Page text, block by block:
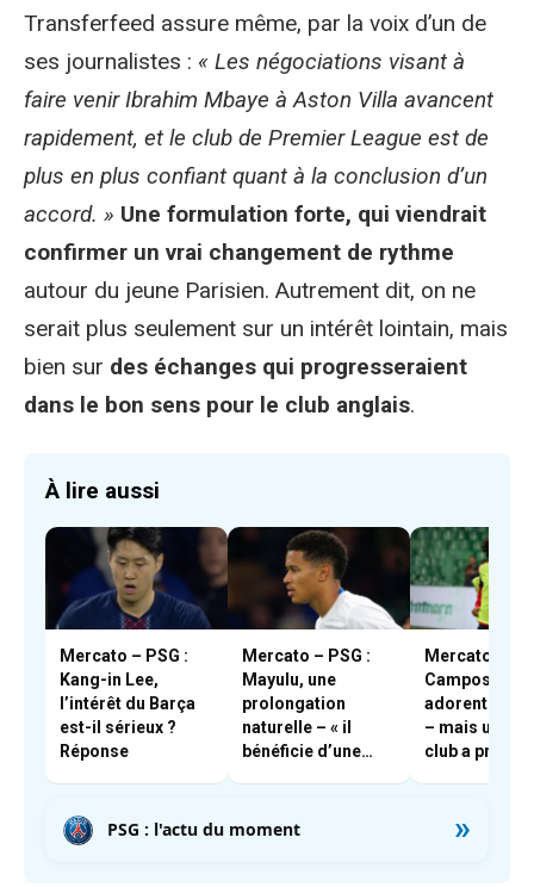
Transferfeed assure même, par la voix d’un de
ses journalistes : « Les négociations visant à
faire venir Ibrahim Mbaye à Aston Villa avancent
rapidement, et le club de Premier League est de
plus en plus confiant quant à la conclusion d’un
accord. » Une formulation forte, qui viendrait
confirmer un vrai changement de rythme
autour du jeune Parisien. Autrement dit, on ne
serait plus seulement sur un intérêt lointain, mais
bien sur des échanges qui progresseraient
dans le bon sens pour le club anglais.
À lire aussi
Mercato – PSG :
Kang-in Lee,
l’intérêt du Barça
est-il sérieux ?
Réponse
Mercato – PSG :
Mayulu, une
prolongation
naturelle – « il
bénéficie d’une
Mercato –
Campos et
adorent
– mais un
club a pris les
PSG : l'actu du moment »